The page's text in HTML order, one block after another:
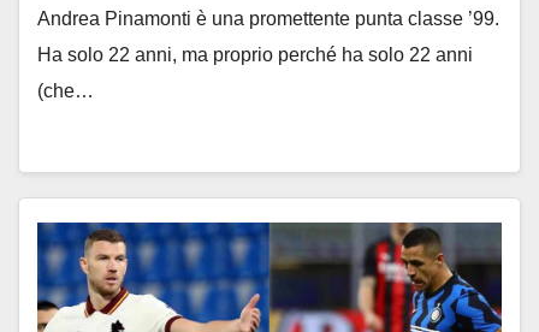
Andrea Pinamonti è una promettente punta classe ’99.
Ha solo 22 anni, ma proprio perché ha solo 22 anni
(che…